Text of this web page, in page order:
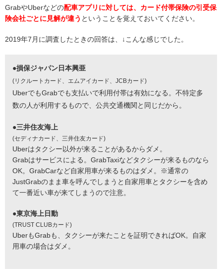
GrabやUberなどの配車アプリに対しては、カード付帯保険の引受保
険会社ごとに見解が違う ということを覚えておいてください。
2019年7月に調査したときの回答は、↓こんな感じでした。
●損保ジャパン日本興亜
(リクルートカード、エムアイカード、JCBカード)
UberでもGrabでも支払いで利用付帯は有効になる。不特定多
数の人が利用するもので、公共交通機関と同じだから。
●三井住友海上
(セディナカード、三井住友カード)
Uberはタクシー以外が来ることがあるからダメ。
Grabはサービスによる。GrabTaxiなどタクシーが来るものなら
OK。GrabCarなど自家用車が来るものはダメ。※通常の
JustGrabのまま車を呼んでしまうと自家用車とタクシーを含め
て一番近い車が来てしまうので注意。
●東京海上日動
(TRUST CLUBカード)
UberもGrabも、タクシーが来たことを証明できればOK。自家
用車の場合はダメ。